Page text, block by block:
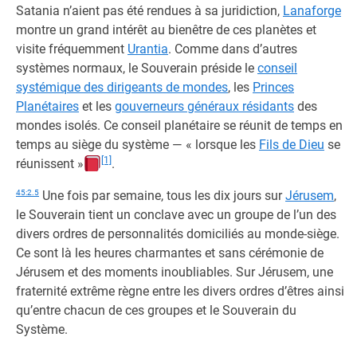
Satania n’aient pas été rendues à sa juridiction, Lanaforge
montre un grand intérêt au bienêtre de ces planètes et
visite fréquemment Urantia. Comme dans d’autres
systèmes normaux, le Souverain préside le conseil
systémique des dirigeants de mondes, les Princes
Planétaires et les gouverneurs généraux résidants des
mondes isolés. Ce conseil planétaire se réunit de temps en
temps au siège du système — « lorsque les Fils de Dieu se
réunissent »
[1] .
45:2.5 Une fois par semaine, tous les dix jours surJérusem,
le Souverain tient un conclave avec un groupe de l’un des
divers ordres de personnalités domiciliés au monde-siège.
Ce sont là les heures charmantes et sans cérémonie de
Jérusem et des moments inoubliables. Sur Jérusem, une
fraternité extrême règne entre les divers ordres d’êtres ainsi
qu’entre chacun de ces groupes et le Souverain du
Système.